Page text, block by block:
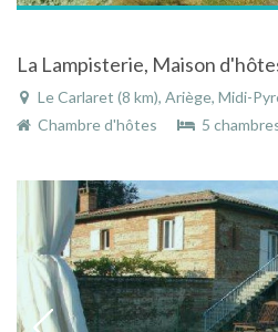
La Lampisterie, Maison
Le Carlaret (8 km), Ariège, Midi-
Chambre d'hôtes
5